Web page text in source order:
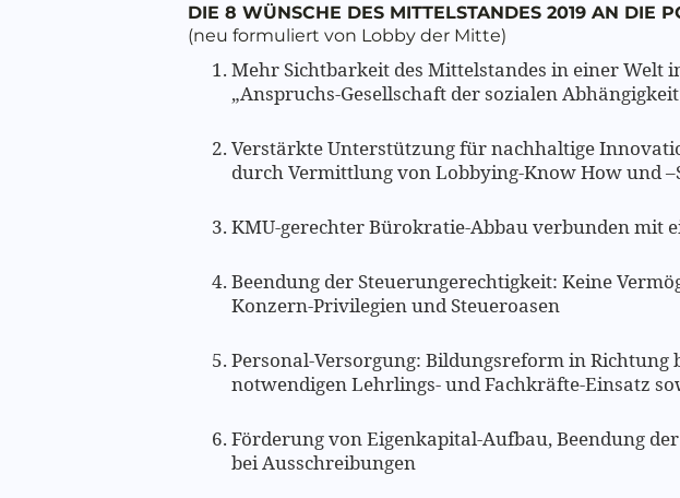
DIE 8 WÜNSCHE DES MITTELSTANDES 2019 AN DIE
(neu formuliert von Lobby der Mitte)
Mehr Sichtbarkeit des Mittelstandes in einer Welt
„Anspruchs-Gesellschaft der sozialen
Verstärkte Unterstützung für nachhaltige
durch Vermittlung von Lobbying-Know How und
KMU-gerechter Bürokratie-Abbau verbunden mit
Beendung der Steuerungerechtigkeit: Keine
Konzern-Privilegien und Steueroasen
Personal-Versorgung: Bildungsreform in
notwendigen Lehrlings- und Fachkräfte-Einsatz
Förderung von Eigenkapital-Aufbau, Beendung
bei Ausschreibungen